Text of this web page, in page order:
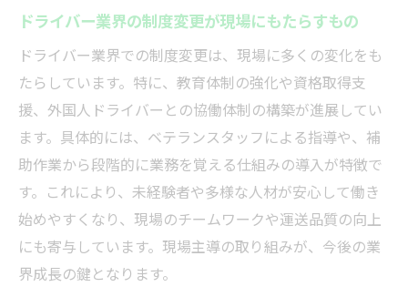
働きやすい職場認証制度の本当のメリット
働きやすい職場認証制度の仕組みと効果を
解説
ドライバー目線で見る職場認証制度の利点
認証制度がドライバー採用に与える影響と
は
働きやすい職場作りに不可欠な認証制度の
活用法
職場認証制度は本当にメリットがあるのか
考察
ドライバー業界の制度変更が現場にもたらすもの
ドライバー業界での制度変更は、現場に多くの変化をも
たらしています。特に、教育体制の強化や資格取得支
援、外国人ドライバーとの協働体制の構築が進展してい
ます。具体的には、ベテランスタッフによる指導や、補
助作業から段階的に業務を覚える仕組みの導入が特徴で
す。これにより、未経験者や多様な人材が安心して働き
始めやすくなり、現場のチームワークや運送品質の向上
にも寄与しています。現場主導の取り組みが、今後の業
界成長の鍵となります。